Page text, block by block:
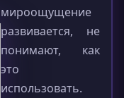
мироощущение
развивается, не
понимают, как
это
использовать.